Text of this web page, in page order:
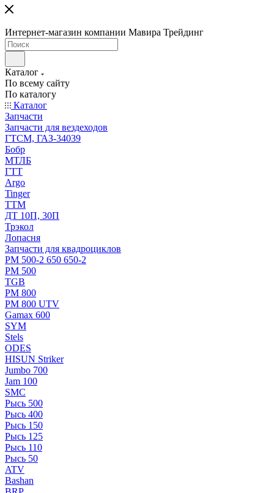
Интернет-магазин компании Мавира Трейдинг
Каталог
По всему сайту
По каталогу
Каталог
Запчасти
Запчасти для вездеходов
ГТСМ, ГАЗ-34039
Бобр
МТЛБ
ГТТ
Argo
Tinger
ТТМ
ДТ 10П, 30П
Трэкол
Лопасня
Запчасти для квадроциклов
РМ 500-2 650 650-2
РМ 500
TGB
РМ 800
РМ 800 UTV
Gamax 600
SYM
Stels
ОDЕS
HISUN Striker
Jumbo 700
Jam 100
SMC
Рысь 500
Рысь 400
Рысь 150
Рысь 125
Рысь 110
Рысь 50
ATV
Bashan